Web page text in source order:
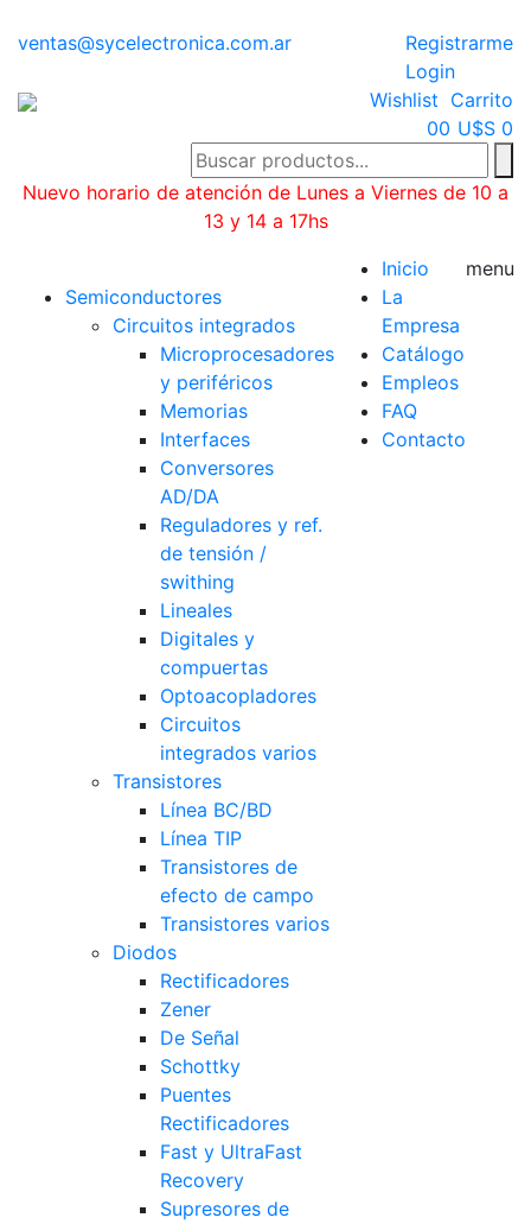
ventas@sycelectronica.com.ar
Registrarme
Login
Wishlist
00
Carrito
U$S 0
Nuevo horario de atención de Lunes a Viernes de 10 a
13 y 14 a 17hs
Semiconductores
Circuitos integrados
Microprocesadores
y periféricos
Memorias
Interfaces
Conversores
AD/DA
Reguladores y ref.
de tensión /
swithing
Lineales
Digitales y
compuertas
Optoacopladores
Circuitos
integrados varios
Transistores
Línea BC/BD
Línea TIP
Transistores de
efecto de campo
Transistores varios
Diodos
Rectificadores
Zener
De Señal
Schottky
Puentes
Rectificadores
Fast y UltraFast
Recovery
Supresores de
Inicio
La
Empresa
Catálogo
Empleos
FAQ
Contacto
menu